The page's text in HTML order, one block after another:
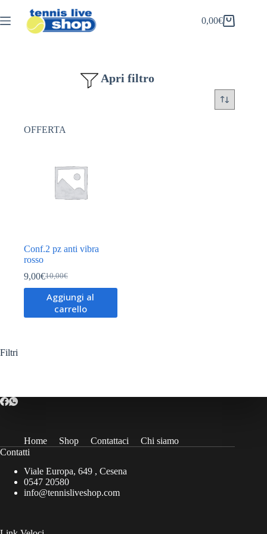
al
contenuto
Carrello
0,00€
Apri filtro
OFFERTA
Conf.2 pz anti vibra
rosso
10,00€
Il
prezzo
originale
era:
9,00€Il
prezzo
attuale
Aggiungi al
carrello
Filtri
Home Shop Contattaci
Chi siamo
Contatti
Viale Europa, 649 , Cesena
0547 20580
info@tennisliveshop.com